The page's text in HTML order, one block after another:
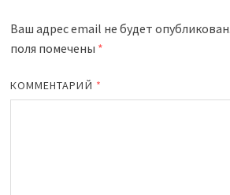
Ваш адрес email не будет опубликован.
поля помечены *
КОММЕНТАРИЙ *